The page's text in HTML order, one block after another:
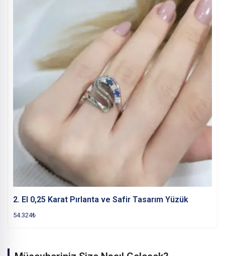
2. El 0,25 Karat Pırlanta ve Safir Tasarım Yüzük
54.324₺